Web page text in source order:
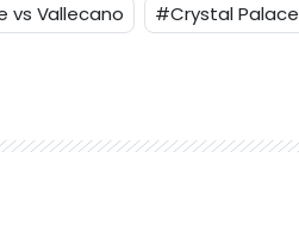
vs Vallecano #Crystal Palace